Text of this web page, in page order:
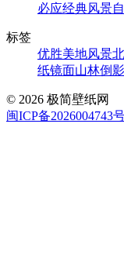
必应经典风景
标签
优胜美地风景
纸镜面山林倒影
© 2026 极简壁纸网
闽ICP备2026004743